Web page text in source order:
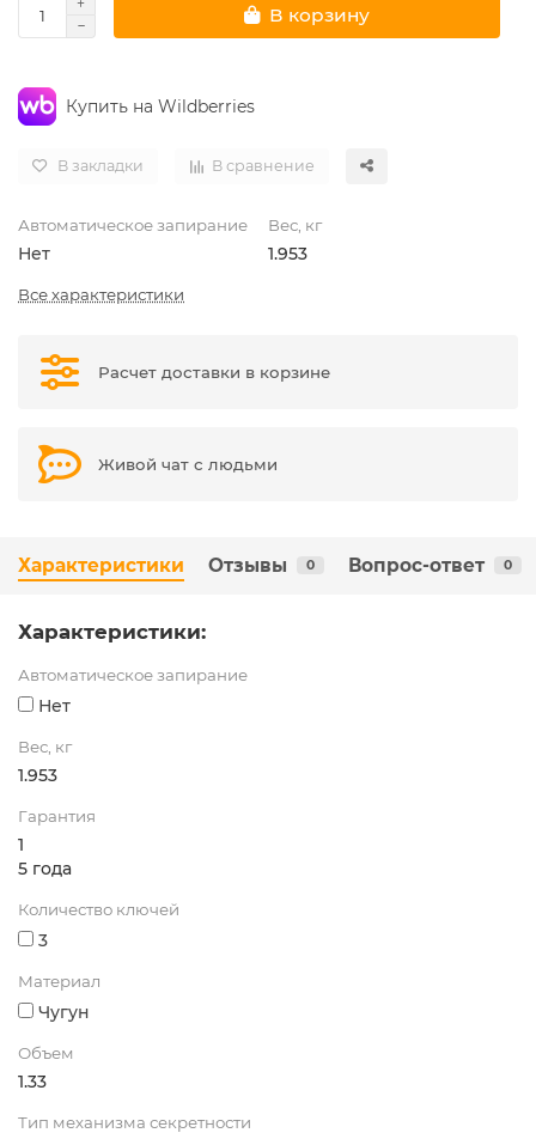
В корзину
Купить на Wildberries
В закладки В сравнение
Автоматическое запирание
Нет
Вес, кг
1.953
Все характеристики
Расчет доставки в корзине
Живой чат с людьми
Характеристики Отзывы 0 Вопрос-ответ 0
Характеристики:
Автоматическое запирание
Нет
Вес, кг
1.953
Гарантия
1
5 года
Количество ключей
3
Материал
Чугун
Объем
1.33
Тип механизма секретности